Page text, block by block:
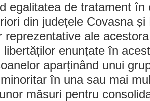
egalitatea de tratament în
din județele Covasna și
reprezentative ale
libertăților enunțate în
aparținând unui
în una sau mai
măsuri pentru